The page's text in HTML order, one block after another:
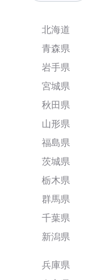
北海道
青森県
岩手県
宮城県
秋田県
山形県
福島県
茨城県
栃木県
群馬県
千葉県
新潟県
兵庫県